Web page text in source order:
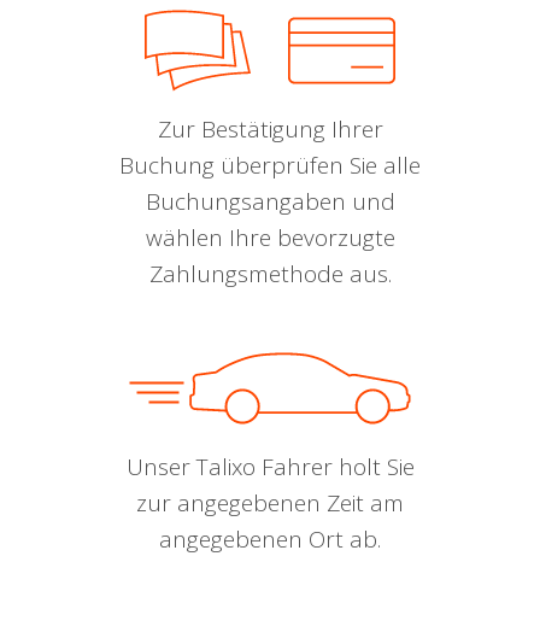
Zur Bestätigung Ihrer
Buchung überprüfen Sie alle
Buchungsangaben und
wählen Ihre bevorzugte
Zahlungsmethode aus.
Unser Talixo Fahrer holt Sie
zur angegebenen Zeit am
angegebenen Ort ab.